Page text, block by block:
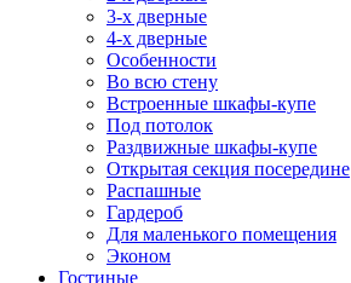
3-х дверные
4-х дверные
Особенности
Во всю стену
Встроенные шкафы-купе
Под потолок
Раздвижные шкафы-купе
Открытая секция посередине
Распашные
Гардероб
Для маленького помещения
Эконом
Гостиные